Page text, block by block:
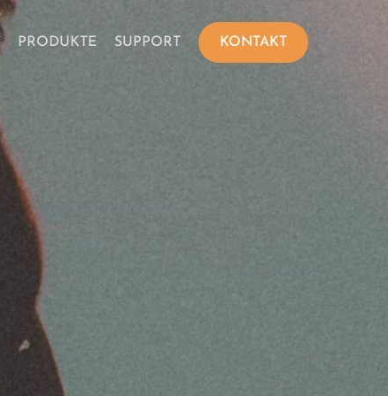
PRODUKTE SUPPORT KONTAKT